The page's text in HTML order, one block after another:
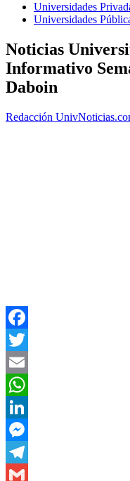
Universidades
Universidades
Noticias
Informativo
Daboin
Redacción
Facebook
Twitter
Email
WhatsApp
LinkedIn
Messenger
Telegram